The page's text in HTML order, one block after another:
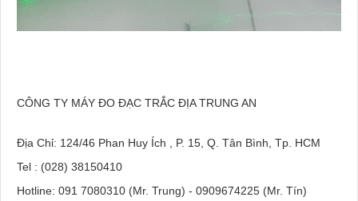
CÔNG TY MÁY ĐO ĐẠC TRẮC ĐỊA TRUNG AN
Địa Chỉ: 124/46 Phan Huy Ích , P. 15, Q. Tân Bình, Tp. HCM
Tel : (028) 38150410
Hotline: 091 7080310 (Mr. Trung) - 0909674225 (Mr. Tín)